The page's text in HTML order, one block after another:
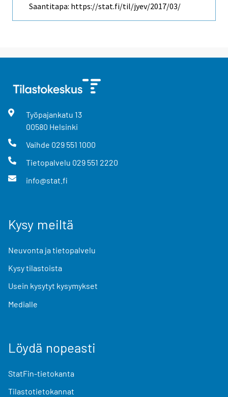
Saantitapa: https://stat.fi/til/jyev/2017/03/
Työpajankatu 13
00580 Helsinki
Vaihde 029 551 1000
Tietopalvelu 029 551 2220
info@stat.fi
Kysy meiltä
Neuvonta ja tietopalvelu
Kysy tilastoista
Usein kysytyt kysymykset
Medialle
Löydä nopeasti
StatFin-tietokanta
Tilastotietokannat